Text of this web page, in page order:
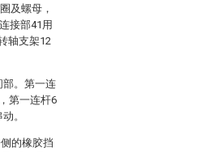
及螺母，
接部41用
轴支架12
部。第一连
第一连杆6
。
的橡胶挡